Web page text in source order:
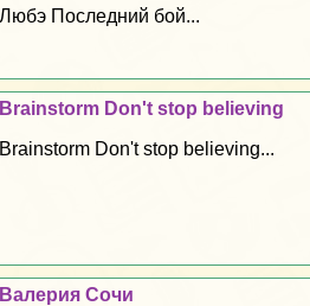
Любэ Последний бой...
Brainstorm Don't stop believing
Brainstorm Don't stop believing...
Валерия Сочи